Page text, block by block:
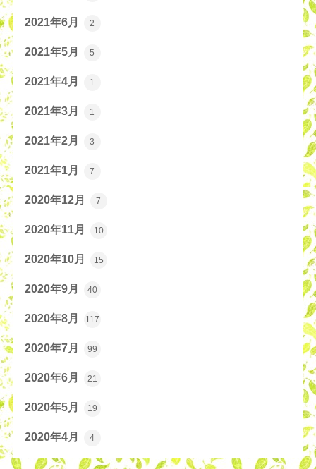
2021年6月 2
2021年5月 5
2021年4月 1
2021年3月 1
2021年2月 3
2021年1月 7
2020年12月 7
2020年11月 10
2020年10月 15
2020年9月 40
2020年8月 117
2020年7月 99
2020年6月 21
2020年5月 19
2020年4月 4